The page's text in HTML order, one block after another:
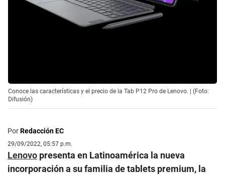
Conoce las características y el precio de la Tab P12 Pro de Lenovo. | (Foto:
Difusión)
PorRedacción EC
29/09/2022, 05:57 p.m.
Lenovo presenta en Latinoamérica la nueva
incorporación a su familia de tablets premium, la